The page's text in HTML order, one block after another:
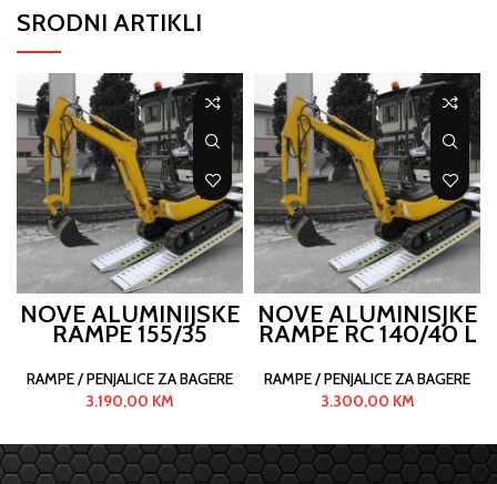
SRODNI ARTIKLI
NOVE ALUMINIJSKE
RAMPE 155/35
RAMPE / PENJALICE ZA BAGERE
3.190,00 KM
NOVE ALUMINISJKE
RAMPE RC 140/40 L
RAMPE / PENJALICE ZA BAGERE
3.300,00 KM